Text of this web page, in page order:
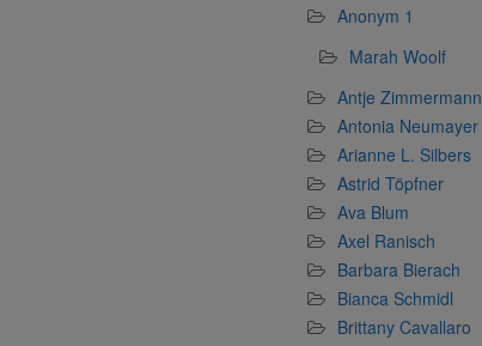
Anonym 1
Marah Woolf
Antje Zimmermann
Antonia Neumayer
Arianne L. Silbers
Astrid Töpfner
Ava Blum
Axel Ranisch
Barbara Bierach
Bianca Schmidl
Brittany Cavallaro